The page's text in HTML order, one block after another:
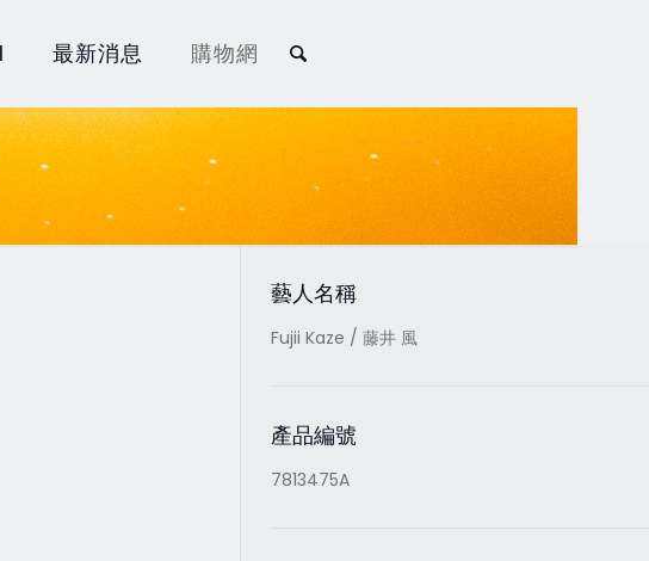
最新消息 購物網
藝人名稱
Fujii Kaze / 藤井 風
產品編號
7813475A